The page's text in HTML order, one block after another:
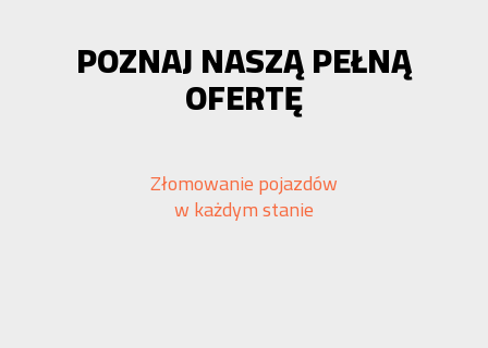
POZNAJ NASZĄ PEŁNĄ
OFERTĘ
Złomowanie pojazdów
w każdym stanie